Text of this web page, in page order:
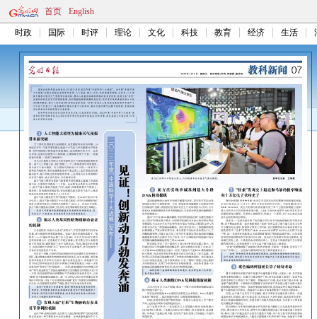
首页 English
时政 国际 时评 理论 文化 科技 教育 经济 生活